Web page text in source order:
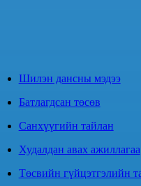
Шилэн дансны мэдээ
Батлагдсан төсөв
Санхүүгийн тайлан
Худалдан авах ажиллагаа
Төсвийн гүйцэтгэлийн